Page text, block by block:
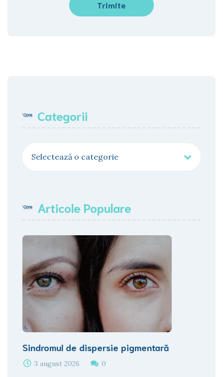
Categorii
Articole Populare
Sindromul de dispersie pigmentară
3 august 2026 0